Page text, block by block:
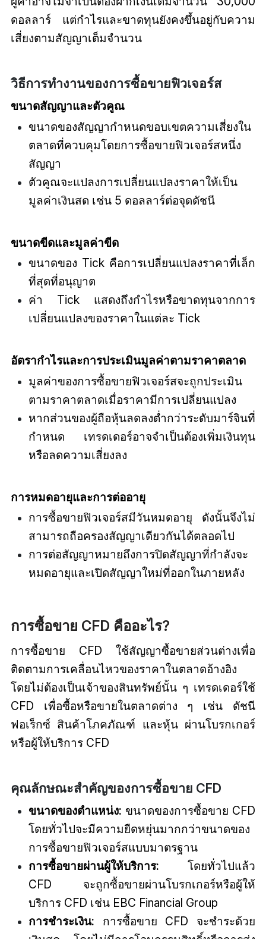
ดอลลาร์ แต่กำไรและขาดทุนยังคงขึ้นอยู่กับความ
เสี่ยงตามสัญญาเต็มจำนวน
วิธีการทำงานของการซื้อขายฟิวเจอร์ส
ขนาดสัญญาและตัวคูณ
ขนาดของสัญญากำหนดขอบเขตความเสี่ยงใน
ตลาดที่ควบคุมโดยการซื้อขายฟิวเจอร์สหนึ่ง
สัญญา
ตัวคูณจะแปลงการเปลี่ยนแปลงราคาให้เป็น
มูลค่าเงินสด เช่น 5 ดอลลาร์ต่อจุดดัชนี
ขนาดขีดและมูลค่าขีด
ขนาดของ Tick คือการเปลี่ยนแปลงราคาที่เล็ก
ที่สุดที่อนุญาต
ค่า Tick แสดงถึงกำไรหรือขาดทุนจากการ
เปลี่ยนแปลงของราคาในแต่ละ Tick
อัตรากำไรและการประเมินมูลค่าตามราคาตลาด
มูลค่าของการซื้อขายฟิวเจอร์สจะถูกประเมิน
ตามราคาตลาดเมื่อราคามีการเปลี่ยนแปลง
หากส่วนของผู้ถือหุ้นลดลงต่ำกว่าระดับมาร์จินที่
กำหนด เทรดเดอร์อาจจำเป็นต้องเพิ่มเงินทุน
หรือลดความเสี่ยงลง
การหมดอายุและการต่ออายุ
การซื้อขายฟิวเจอร์สมีวันหมดอายุ ดังนั้นจึงไม่
สามารถถือครองสัญญาเดียวกันได้ตลอดไป
การต่อสัญญาหมายถึงการปิดสัญญาที่กำลังจะ
หมดอายุและเปิดสัญญาใหม่ที่ออกในภายหลัง
การซื้อขาย CFD คืออะไร?
การซื้อขาย CFD ใช้สัญญาซื้อขายส่วนต่างเพื่อ
ติดตามการเคลื่อนไหวของราคาในตลาดอ้างอิง
โดยไม่ต้องเป็นเจ้าของสินทรัพย์นั้น ๆ เทรดเดอร์ใช้
CFD เพื่อซื้อหรือขายในตลาดต่าง ๆ เช่น ดัชนี
ฟอเร็กซ์ สินค้าโภคภัณฑ์ และหุ้น ผ่านโบรกเกอร์
หรือผู้ให้บริการ CFD
คุณลักษณะสำคัญของการซื้อขาย CFD
ขนาดของตำแหน่ง: ขนาดของการซื้อขาย CFD
โดยทั่วไปจะมีความยืดหยุ่นมากกว่าขนาดของ
การซื้อขายฟิวเจอร์สแบบมาตรฐาน
การซื้อขายผ่านผู้ให้บริการ: โดยทั่วไปแล้ว
CFD จะถูกซื้อขายผ่านโบรกเกอร์หรือผู้ให้
บริการ CFD เช่น EBC Financial Group
การชำระเงิน:
การซื้อขาย CFD จะชำระด้วย